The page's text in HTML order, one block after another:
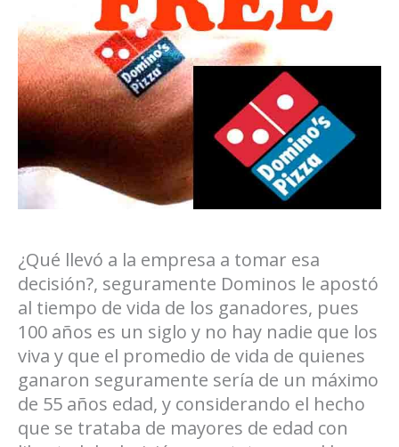
¿Qué llevó a la empresa a tomar esa
decisión?, seguramente Dominos le apostó
al tiempo de vida de los ganadores, pues
100 años es un siglo y no hay nadie que los
viva y que el promedio de vida de quienes
ganaron seguramente sería de un máximo
de 55 años edad, y considerando el hecho
que se trataba de mayores de edad con